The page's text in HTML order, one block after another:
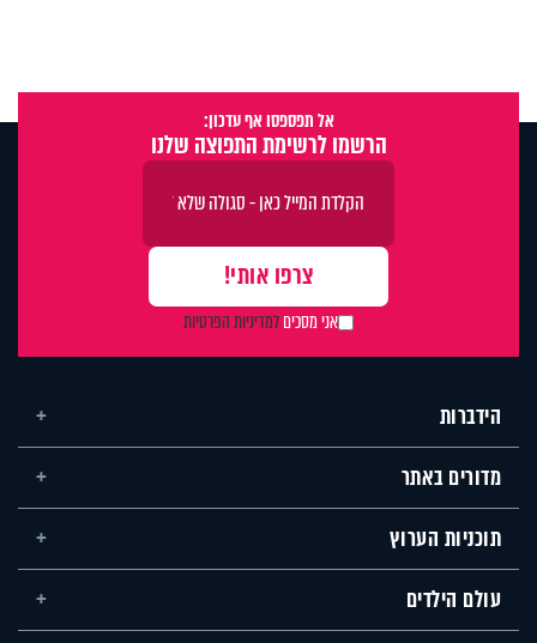
אל תפספסו אף עדכון:
הרשמו לרשימת התפוצה שלנו
אני מסכיםלמדיניות הפרטיות
הידברות
מדורים באתר
תוכניות הערוץ
עולם הילדים